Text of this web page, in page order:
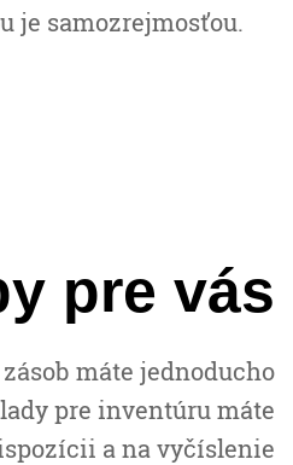
je samozrejmosťou.
pre vás
máte jednoducho
pre inventúru máte
a na vyčíslenie